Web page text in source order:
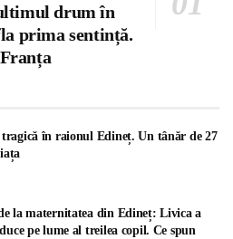
drum în
prima sentință.
în raionul Edineț. Un tânăr de 27
la maternitatea din Edineț: Livica a
pe lume al treilea copil. Ce spun